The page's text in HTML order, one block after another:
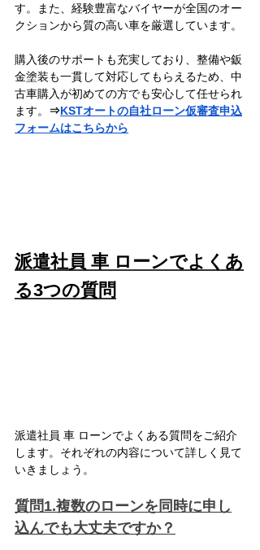
す。また、経験豊富なバイヤーが全国のオー
クションから質の高い車を厳選しています。
購入後のサポートも充実しており、整備や鈑
金塗装も一貫して対応してもらえるため、中
古車購入が初めての方でも安心して任せられ
ます。 ⇒KSTオートの自社ローン仮審査申込
フォームはこちらから
派遣社員 車 ローンでよくあ
る3つの質問
派遣社員 車 ローンでよくある質問をご紹介
します。それぞれの内容について詳しく見て
いきましょう。
質問1.複数のローンを同時に申し
込んでも大丈夫ですか？